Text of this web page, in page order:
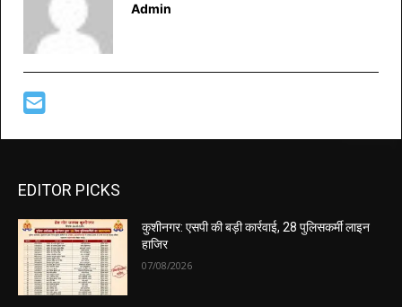
Admin
EDITOR PICKS
कुशीनगर: एसपी की बड़ी कार्रवाई, 28 पुलिसकर्मी लाइन
हाजिर
07/08/2026